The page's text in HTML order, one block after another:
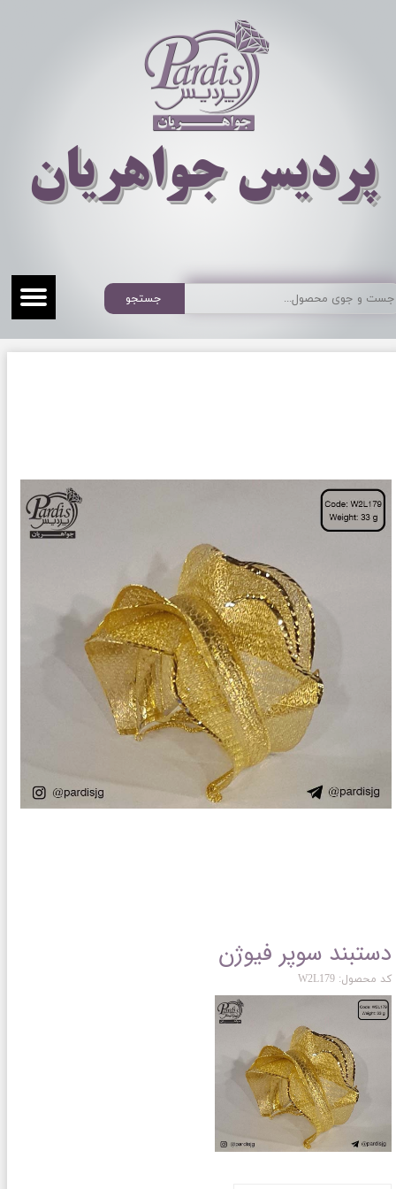
​​​​پردیس جواهریان
جستجو
دستبند سوپر فیوژن
کد محصول: W2L179